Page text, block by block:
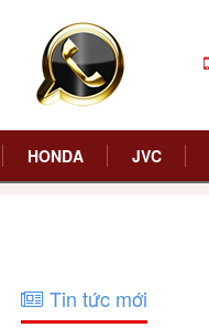
HONDA JVC
Tin tức mới